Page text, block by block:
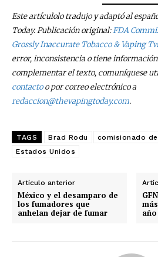
Este artículolo tradujo y adaptó al
Today. Publicación original:FDA
Grossly Inaccurate Tobacco & Vaping
error, inconsistencia o tiene
complementar el texto, comuníquese
contactoo por correo electrónico a
redaccion@thevapingtoday.com.
TAGS Brad Rodu
comisionado
Estados Unidos
Artículo anterior
México y el desamparo de
los fumadores que
anhelan dejar de fumar
año